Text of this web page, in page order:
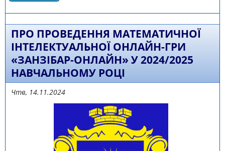
2023/2024 навчальному році та організацію
навчальному році
ПРО ПРОВЕДЕННЯ МАТЕМАТИЧНОЇ
ІНТЕЛЕКТУАЛЬНОЇ ОНЛАЙН-ГРИ
«ЗАНЗІБАР-ОНЛАЙН» У 2024/2025
НАВЧАЛЬНОМУ РОЦІ
Чтв, 14.11.2024